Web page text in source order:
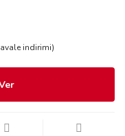
indirimi)